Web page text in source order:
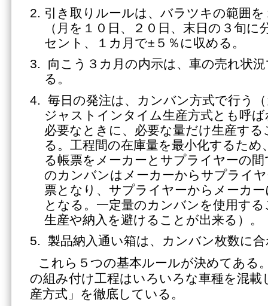
引き取りルールは、バラツキの範囲を
（月を１０日、２０日、末日の３旬
セント、１カ月で±５％に収める。
向こう３カ月の内示は、車の売れ状
る。
毎日の発注は、カンバン方式で行う
ジャストインタイム生産方式とも呼
必要なときに、必要な量だけ生産す
る。工程間の在庫量を最小化するた
る帳票をメーカーとサプライヤーの
のカンバンはメーカーからサプライ
票となり、サプライヤーからメーカ
となる。一定量のカンバンを使用す
生産や納入を避けることが出来る）。
製品納入通い箱は、カンバン枚数に
これら５つの基本ルールが決めてある
の組み付け工程はいろいろな車種を混載
産方式」を徹底している。